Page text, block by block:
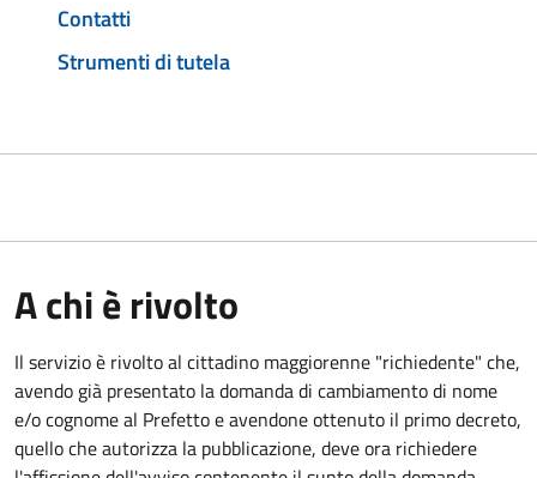
Contatti
Strumenti di tutela
A chi è rivolto
Il servizio è rivolto al cittadino maggiorenne "richiedente" che,
avendo già presentato la domanda di cambiamento di nome
e/o cognome al Prefetto e avendone ottenuto il primo decreto,
quello che autorizza la pubblicazione, deve ora richiedere